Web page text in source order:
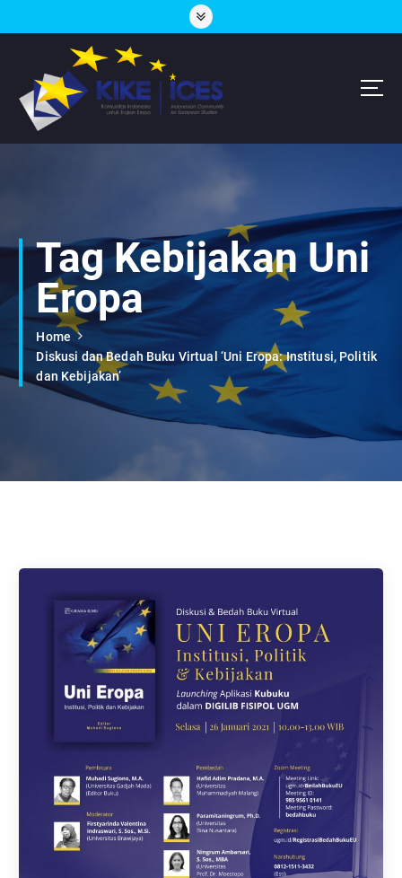
o
t
Lembaga Think-Thank yang Berdiskusi Tentang Eropa
Tag Kebijakan Uni
Eropa
Home
Diskusi dan Bedah Buku Virtual ‘Uni Eropa: Institusi, Politik
dan Kebijakan’